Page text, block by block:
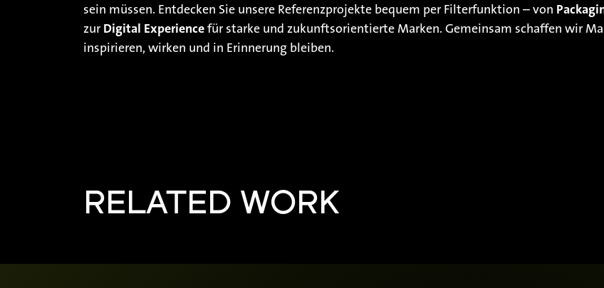
sein müssen. Entdecken Sie unsere Referenzprojekte bequem per Filterfunktion – von
zur Digital Experiencefür starke und zukunftsorientierte Marken. Gemeinsam schaffen wir
inspirieren, wirken und in Erinnerung bleiben.
RELATED WORK